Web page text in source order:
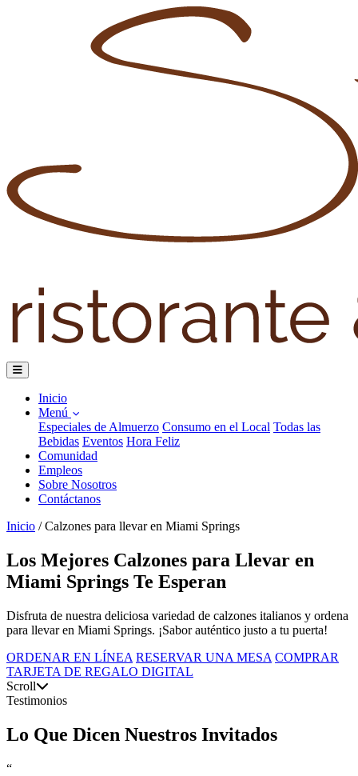
Inicio
Menú
Especiales de Almuerzo Consumo en el Local Todas las
Bebidas Eventos Hora Feliz
Comunidad
Empleos
Sobre Nosotros
Contáctanos
Inicio / Calzones para llevar en Miami Springs
Los Mejores Calzones para Llevar en
Miami Springs Te Esperan
Disfruta de nuestra deliciosa variedad de calzones italianos y ordena
para llevar en Miami Springs. ¡Sabor auténtico justo a tu puerta!
ORDENAR EN LÍNEA RESERVAR UNA MESA COMPRAR
TARJETA DE REGALO DIGITAL
Scroll
Testimonios
Lo Que Dicen Nuestros Invitados
“